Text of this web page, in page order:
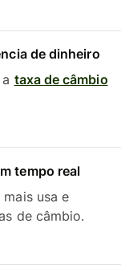
de dinheiro
taxa de câmbio
tempo real
usa e
de câmbio.